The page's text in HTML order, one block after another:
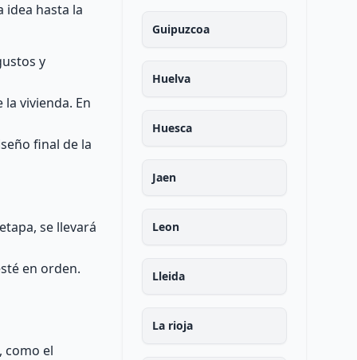
idea hasta la
y
vivienda. En
final de la
se llevará
en orden.
como el
Guipuzcoa
Huelva
Huesca
Jaen
Leon
Lleida
La rioja